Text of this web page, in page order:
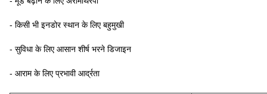
- किसी भी इनडोर स्थान के लिए बहुमुखी
- सुविधा के लिए आसान शीर्ष भरने डिजाइन
- आराम के लिए प्रभावी आर्द्रता